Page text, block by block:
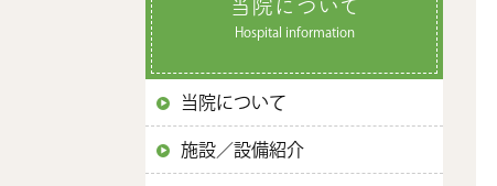
当院について
Hospital information
当院について
施設／設備紹介